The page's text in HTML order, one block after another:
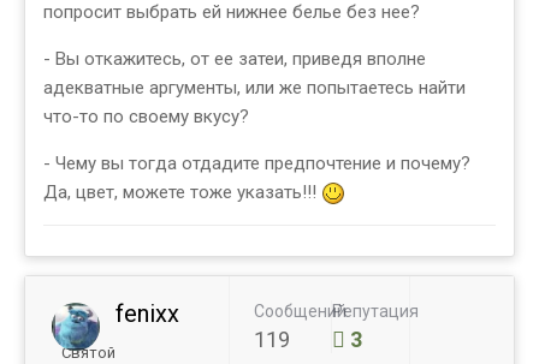
попросит выбрать ей нижнее белье без нее?
- Вы откажитесь, от ее затеи, приведя вполне
адекватные аргументы, или же попытаетесь найти
что-то по своему вкусу?
- Чему вы тогда отдадите предпочтение и почему?
Да, цвет, можете тоже указать!!!
fenixx
Святой
Сообщений
119
Репутация
3